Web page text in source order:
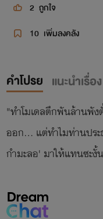
2 ถูกใจ
10 เพิ่มลงคลัง
คำโปรย แนะนำเรื่อง
"ทำโมเดลตึกพันล้านพัง
ออก... แต่ทำไมท่านปร
กำมะลอ' มาให้แทนซะงั้